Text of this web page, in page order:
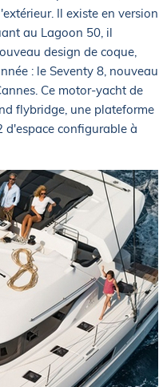
Il existe en version
au Lagoon 50, il
design de coque,
: le Seventy 8, nouveau
Ce motor-yacht de
flybridge, une plateforme
configurable à